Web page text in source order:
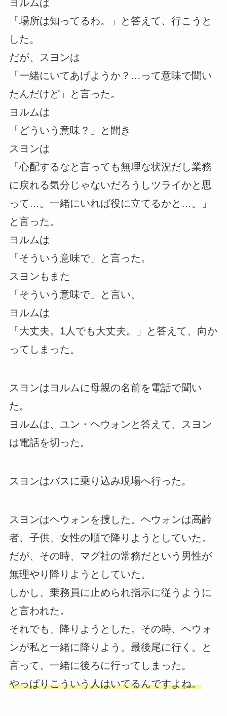
ヨルムは
「場所は知ってるわ。」と答えて、行こうと
した。
だが、スヨンは
「一緒にいてあげようか？…って意味で聞い
たんだけど」と言った。
ヨルムは
「どういう意味？」と聞き
スヨンは
「心配するなと言っても無理な状況だし業務
に戻れる気分じゃないだろうしツライかと思
って…。一緒にいれば役に立てるかと…。」
と言った。
ヨルムは
「そういう意味で」と言った。
スヨンもまた
「そういう意味で」と言い、
ヨルムは
「大丈夫。1人でも大丈夫。」と答えて、向か
ってしまった。
スヨンはヨルムに母親の名前を電話で聞い
た。
ヨルムは、ユン・ヘウォンと答えて、スヨン
は電話を切った。
スヨンはバスに乗り込み現場へ行った。
スヨンはヘウォンを捜した。ヘウォンは高齢
者、子供、女性の順で降りようとしていた。
だが、その時、マグ社の常務だという男性が
無理やり降りようとしていた。
しかし、乗務員に止められ指示に従うように
と言われた。
それでも、降りようとした。その時、ヘウォ
ンが私と一緒に降りよう。最後尾に行く。と
言って、一緒に後ろに行ってしまった。
やっぱりこういう人はいてるんですよね。